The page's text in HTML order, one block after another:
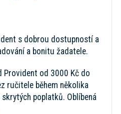
s dobrou dostupností a
a bonitu žadatele.
Provident od 3000 Kč do
ručitele během několika
poplatků. Oblíbená